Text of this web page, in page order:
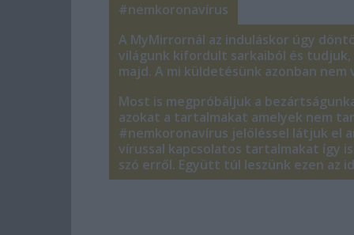
#nemkoronavírus
A MyMirrornál az induláskor úgy
világunk kifordult sarkaiból és
majd. A mi küldetésünk azonban
Most is megpróbáljuk a
azokat a tartalmakat amelyek nem
#nemkoronavírus jelöléssel látjuk el
vírussal kapcsolatos tartalmakat így
szó erről. Együtt túl leszünk ezen az